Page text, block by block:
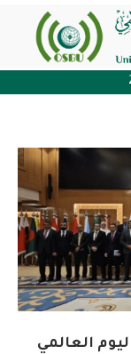
العالمي